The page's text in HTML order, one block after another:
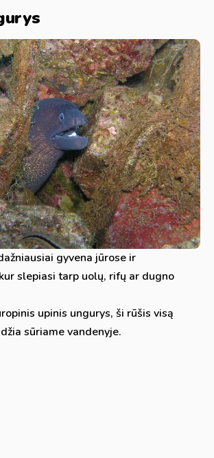
gyvena jūrose ir
slepiasi tarp uolų, rifų ar dugno
upinis ungurys, ši rūšis visą
sūriame vandenyje.